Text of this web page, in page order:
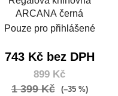
ARCANA černá
Pouze pro přihlášené
743 Kč bez DPH
899 Kč
1 399 Kč
(–35 %)